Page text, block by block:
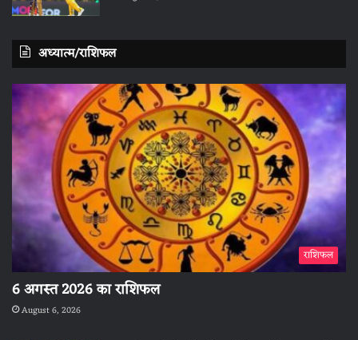
अध्यात्म/राशिफल
राशिफल
6 अगस्त 2026 का राशिफल
August 6, 2026